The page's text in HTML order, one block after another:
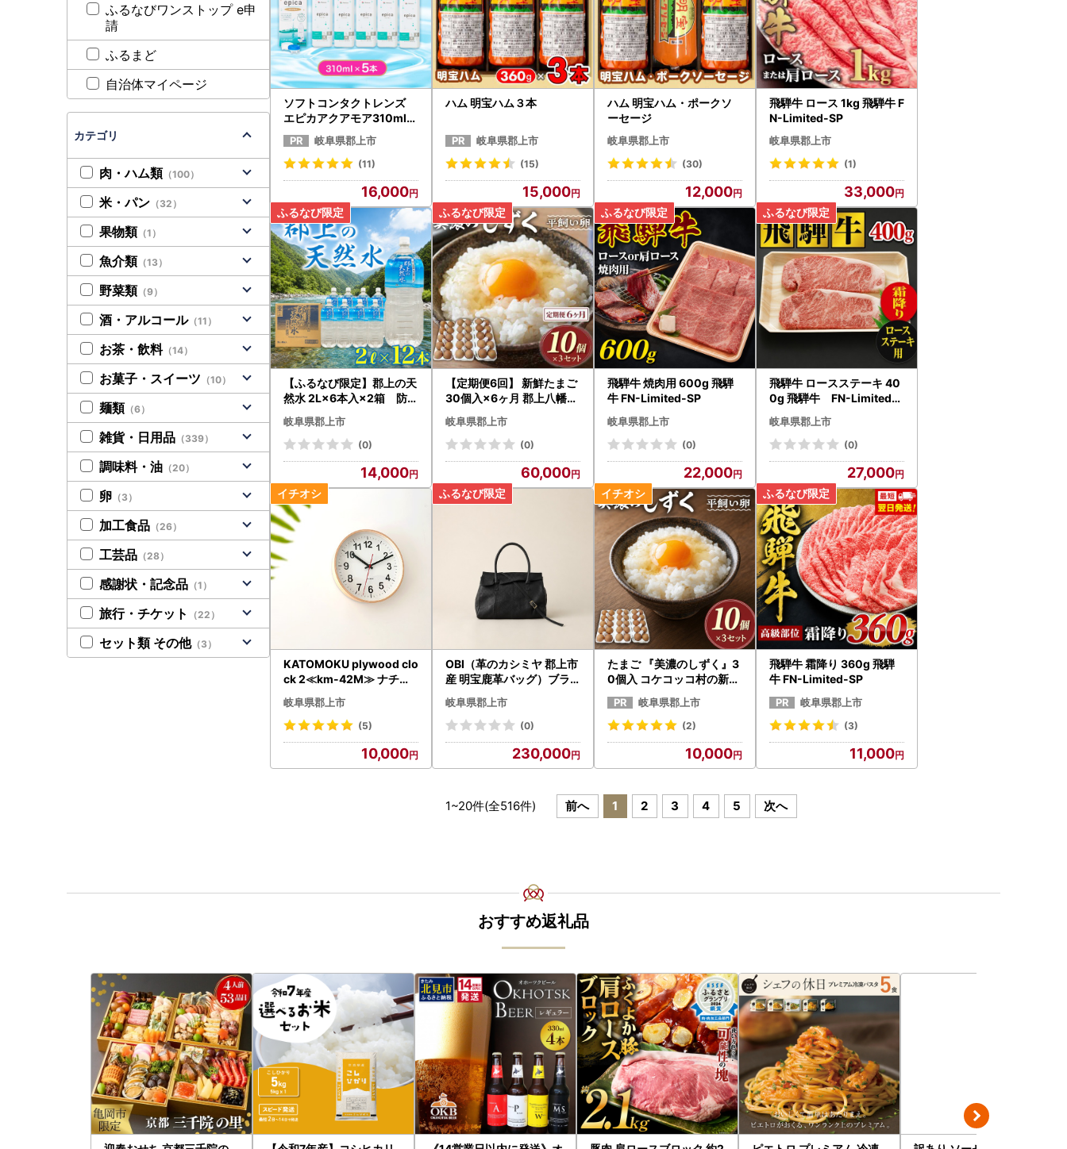
ソフトコンタクトレンズ
エピカアクアモア310ml×
5本 洗浄液 保存液 すすぎ
液 消毒液
岐阜県郡上市
(11)
16,000
ハム 明宝ハム３本
岐阜県郡上市
(15)
15,000
ハム 明宝ハム・ポークソ
ーセージ
岐阜県郡上市
(30)
12,000
飛騨牛 ロース 1kg 飛騨牛 F
N-Limited-SP
岐阜県郡上市
(1)
33,000
【ふるなび限定】郡上の天
然水 2L×6本入×2箱 防災
備蓄 災害 防災グッズ スト
ック 長期保存 FN-Limite
d-PR
岐阜県郡上市
(0)
14,000
【定期便6回】 新鮮たまご
30個入×6ヶ月 郡上八幡コ
ケコッコ村の地養卵 美濃
のしずく FN-Limited-SP
岐阜県郡上市
(0)
60,000
飛騨牛 焼肉用 600g 飛騨
牛 FN-Limited-SP
岐阜県郡上市
(0)
22,000
飛騨牛 ロースステーキ 40
0g 飛騨牛 FN-Limited-S
P
岐阜県郡上市
(0)
27,000
KATOMOKU plywood clo
ck 2≪km-42M≫ ナチュ
ラル【A-167】
岐阜県郡上市
(5)
10,000
OBI（革のカシミヤ 郡上市
産 明宝鹿革バッグ）ブラ
ック
岐阜県郡上市
(0)
230,000
たまご 『美濃のしずく』3
0個入 コケコッコ村の新鮮
たまご
岐阜県郡上市
(2)
10,000
飛騨牛 霜降り 360g 飛騨
牛 FN-Limited-SP
岐阜県郡上市
(3)
11,000
1~20件(全516件) 前へ 1 2 3 4 5 次へ
ふるなびワンストップ e申
請
ふるまど
自治体マイページ
カテゴリ
肉・ハム類 （100）
米・パン （32）
果物類 （1）
魚介類 （13）
野菜類 （9）
酒・アルコール（11）
お茶・飲料（14）
お菓子・スイーツ （10）
麺類 （6）
雑貨・日用品 （339）
調味料・油 （20）
卵 （3）
加工食品 （26）
工芸品 （28）
感謝状・記念品 （1）
旅行・チケット （22）
セット類 その他（3）
おすすめ返礼品